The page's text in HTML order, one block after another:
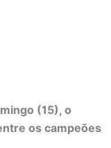
(15), o
os campeões